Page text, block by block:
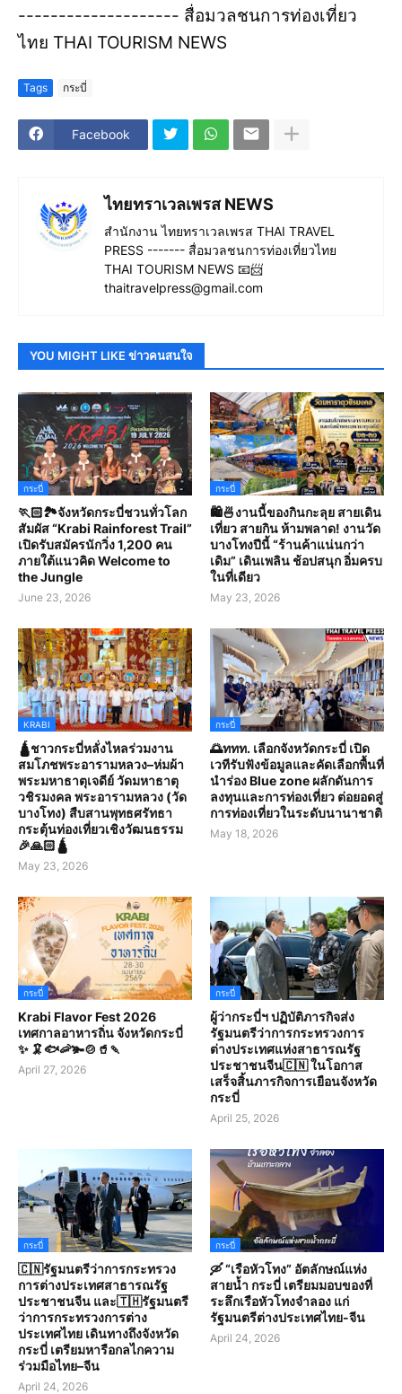
-------------------- สื่อมวลชนการท่องเที่ยว
ไทย THAI TOURISM NEWS
Tags กระบี่
Facebook
ไทยทราเวลเพรส NEWS
สำนักงาน ไทยทราเวลเพรส THAI TRAVEL
PRESS ------- สื่อมวลชนการท่องเที่ยวไทย
THAI TOURISM NEWS 📧📨
thaitravelpress@gmail.com
YOU MIGHT LIKE ข่าวคนสนใจ
กระบี่
🏃🏻🏞️จังหวัดกระบี่ชวนทั่วโลก
สัมผัส “Krabi Rainforest Trail”
เปิดรับสมัครนักวิ่ง 1,200 คน
ภายใต้แนวคิด Welcome to
the Jungle
June 23, 2026
กระบี่
🛍️🍜งานนี้ของกินกะลุย สายเดิน
เที่ยว สายกิน ห้ามพลาด! งานวัด
บางโทงปีนี้ “ร้านค้าแน่นกว่า
เดิม” เดินเพลิน ช้อปสนุก อิ่มครบ
ในที่เดียว
May 23, 2026
KRABI
🛕ชาวกระบี่หลั่งไหลร่วมงาน
สมโภชพระอารามหลวง–ห่มผ้า
พระมหาธาตุเจดีย์ วัดมหาธาตุ
วชิรมงคล พระอารามหลวง (วัด
บางโทง) สืบสานพุทธศรัทธา
กระตุ้นท่องเที่ยวเชิงวัฒนธรรม
🎉🙏🏻🛕
May 23, 2026
กระบี่
🌅ททท. เลือกจังหวัดกระบี่ เปิด
เวทีรับฟังข้อมูลและคัดเลือกพื้นที่
นำร่อง Blue zone ผลักดันการ
ลงทุนและการท่องเที่ยว ต่อยอดสู่
การท่องเที่ยวในระดับนานาชาติ
May 18, 2026
กระบี่
Krabi Flavor Fest 2026
เทศกาลอาหารถิ่น จังหวัดกระบี่
✨ 🦑🐟🦐🫚🍲🥤🍡
April 27, 2026
กระบี่
ผู้ว่ากระบี่ฯ ปฏิบัติภารกิจส่ง
รัฐมนตรีว่าการกระทรวงการ
ต่างประเทศแห่งสาธารณรัฐ
ประชาชนจีน🇨🇳 ในโอกาส
เสร็จสิ้นภารกิจการเยือนจังหวัด
กระบี่
April 25, 2026
กระบี่
🇨🇳รัฐมนตรีว่าการกระทรวง
การต่างประเทศสาธารณรัฐ
ประชาชนจีน และ🇹🇭รัฐมนตรี
ว่าการกระทรวงการต่าง
ประเทศไทย เดินทางถึงจังหวัด
กระบี่ เตรียมหารือกลไกความ
ร่วมมือไทย–จีน
April 24, 2026
กระบี่
🛶 “เรือหัวโทง” อัตลักษณ์แห่ง
สายน้ำ กระบี่ เตรียมมอบของที่
ระลึกเรือหัวโทงจำลอง แก่
รัฐมนตรีต่างประเทศไทย-จีน
April 24, 2026